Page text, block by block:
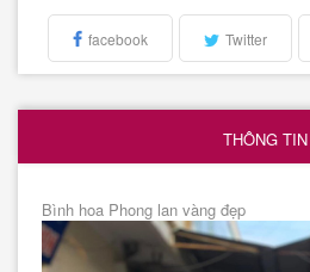
facebook Twitter
THÔNG TIN
Bình hoa Phong lan vàng đẹp